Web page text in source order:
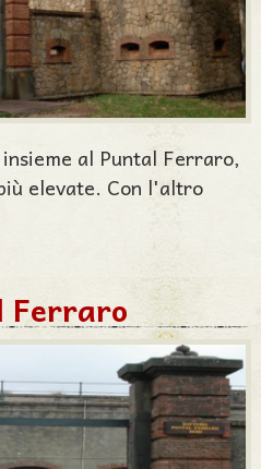
al Puntal Ferraro,
elevate. Con l'altro
Ferraro